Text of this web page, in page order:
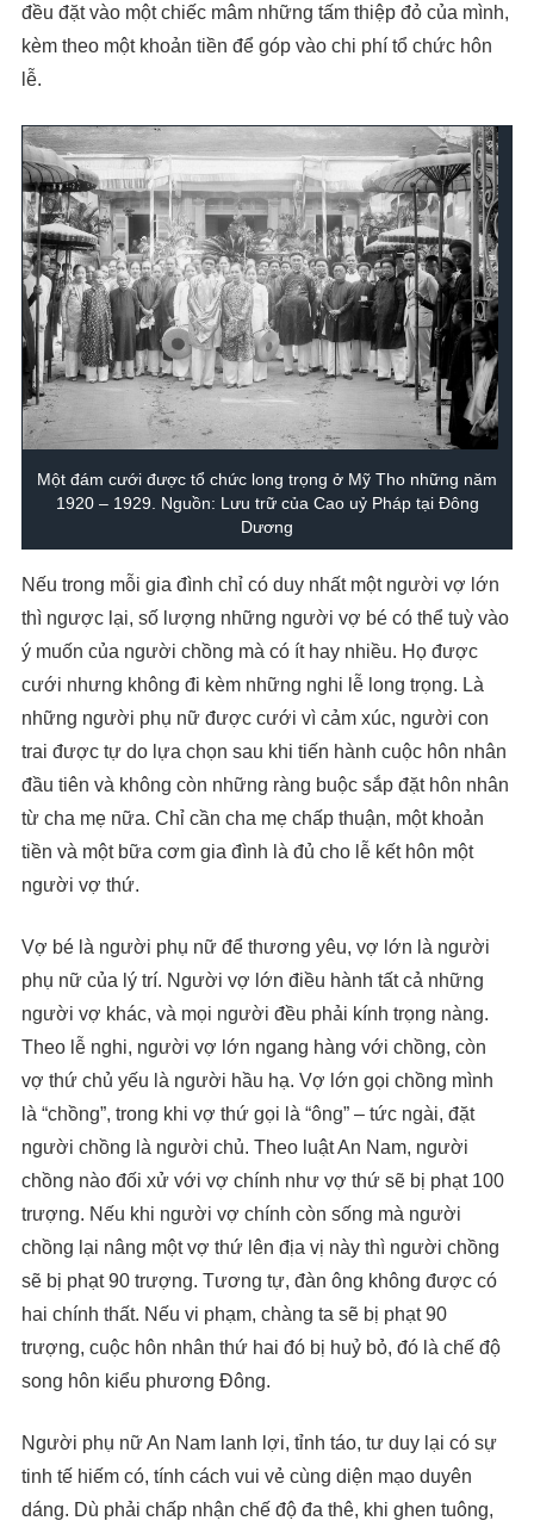
đều đặt vào một chiếc mâm những tấm thiệp đỏ của mình,
kèm theo một khoản tiền để góp vào chi phí tổ chức hôn
lễ.
Một đám cưới được tổ chức long trọng ở Mỹ Tho những năm
1920 – 1929. Nguồn: Lưu trữ của Cao uỷ Pháp tại Đông
Dương
Nếu trong mỗi gia đình chỉ có duy nhất một người vợ lớn
thì ngược lại, số lượng những người vợ bé có thể tuỳ vào
ý muốn của người chồng mà có ít hay nhiều. Họ được
cưới nhưng không đi kèm những nghi lễ long trọng. Là
những người phụ nữ được cưới vì cảm xúc, người con
trai được tự do lựa chọn sau khi tiến hành cuộc hôn nhân
đầu tiên và không còn những ràng buộc sắp đặt hôn nhân
từ cha mẹ nữa. Chỉ cần cha mẹ chấp thuận, một khoản
tiền và một bữa cơm gia đình là đủ cho lễ kết hôn một
người vợ thứ.
Vợ bé là người phụ nữ để thương yêu, vợ lớn là người
phụ nữ của lý trí. Người vợ lớn điều hành tất cả những
người vợ khác, và mọi người đều phải kính trọng nàng.
Theo lễ nghi, người vợ lớn ngang hàng với chồng, còn
vợ thứ chủ yếu là người hầu hạ. Vợ lớn gọi chồng mình
là “chồng”, trong khi vợ thứ gọi là “ông” – tức ngài, đặt
người chồng là người chủ. Theo luật An Nam, người
chồng nào đối xử với vợ chính như vợ thứ sẽ bị phạt 100
trượng. Nếu khi người vợ chính còn sống mà người
chồng lại nâng một vợ thứ lên địa vị này thì người chồng
sẽ bị phạt 90 trượng. Tương tự, đàn ông không được có
hai chính thất. Nếu vi phạm, chàng ta sẽ bị phạt 90
trượng, cuộc hôn nhân thứ hai đó bị huỷ bỏ, đó là chế độ
song hôn kiểu phương Đông.
Người phụ nữ An Nam lanh lợi, tỉnh táo, tư duy lại có sự
tinh tế hiếm có, tính cách vui vẻ cùng diện mạo duyên
dáng. Dù phải chấp nhận chế độ đa thê, khi ghen tuông,